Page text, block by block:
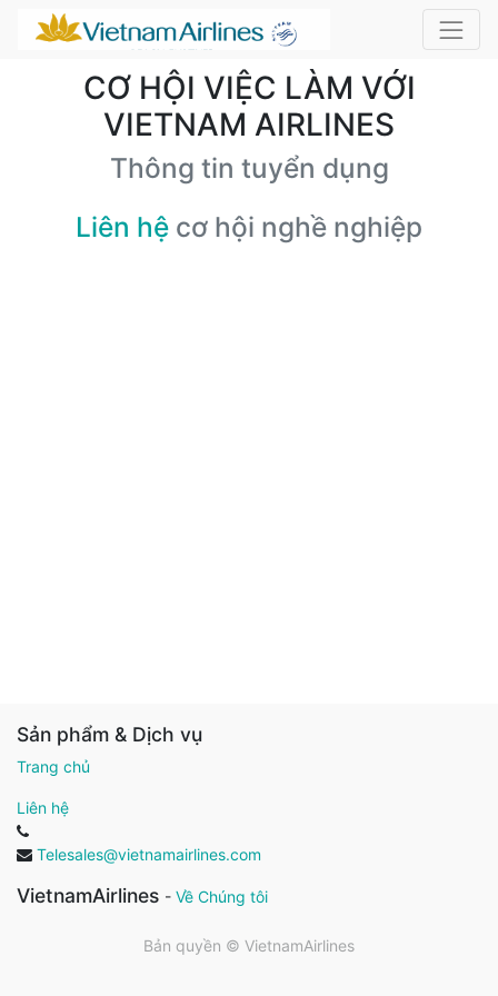
CƠ HỘI VIỆC LÀM VỚI
VIETNAM AIRLINES
Thông tin tuyển dụng
Liên hệ cơ hội nghề nghiệp
Sản phẩm & Dịch vụ
Trang chủ
Liên hệ
Telesales@vietnamairlines.com
VietnamAirlines - Về Chúng tôi
Bản quyền © VietnamAirlines